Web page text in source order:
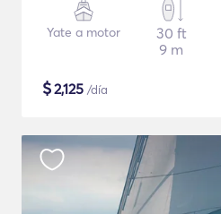
Yate a motor
30 ft
9 m
$2,125 /día